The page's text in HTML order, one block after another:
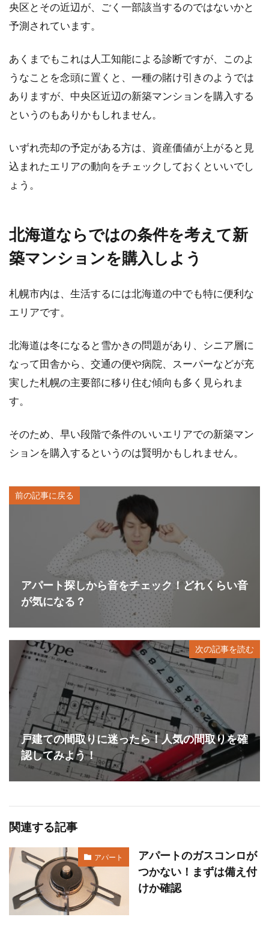
央区とその近辺が、ごく一部該当するのではないかと
予測されています。
あくまでもこれは人工知能による診断ですが、このよ
うなことを念頭に置くと、一種の賭け引きのようでは
ありますが、中央区近辺の新築マンションを購入する
というのもありかもしれません。
いずれ売却の予定がある方は、資産価値が上がると見
込まれたエリアの動向をチェックしておくといいでし
ょう。
北海道ならではの条件を考えて新
築マンションを購入しよう
札幌市内は、生活するには北海道の中でも特に便利な
エリアです。
北海道は冬になると雪かきの問題があり、シニア層に
なって田舎から、交通の便や病院、スーパーなどが充
実した札幌の主要部に移り住む傾向も多く見られま
す。
そのため、早い段階で条件のいいエリアでの新築マン
ションを購入するというのは賢明かもしれません。
前の記事に戻る
アパート探しから音をチェック！どれくらい音
が気になる？
次の記事を読む
戸建ての間取りに迷ったら！人気の間取りを確
認してみよう！
関連する記事
アパート
アパートのガスコンロが
つかない！まずは備え付
けか確認